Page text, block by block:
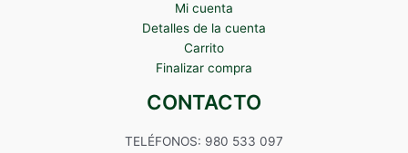
Mi cuenta
Detalles de la cuenta
Carrito
Finalizar compra
CONTACTO
TELÉFONOS: 980 533 097